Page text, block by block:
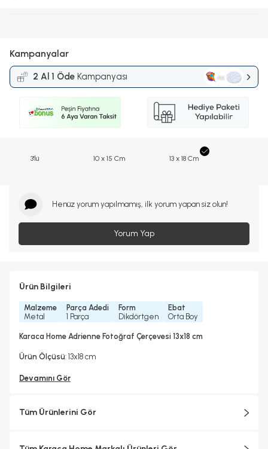
Kampanyalar
2 Al 1 Öde Kampanyası
3'lü 10 x 15 Cm 13 x 18 Cm
Henüz yorum yapılmamış, ilk yorum yapan siz olun!
Yorum Yap
Ürün Bilgileri
Malzeme
Metal
Parça Adedi
1 Parça
Form
Dikdörtgen
Ebat
Orta Boy
Karaca Home Adrienne Fotoğraf Çerçevesi 13x18 cm
Ürün Ölçüsü: 13x18 cm
Devamını Gör
Tüm Ürünlerini Gör